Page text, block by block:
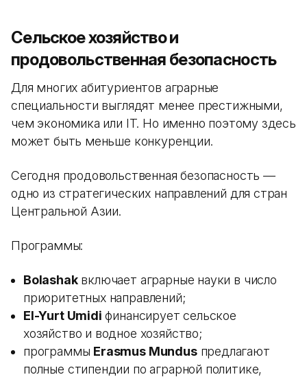
Сельское хозяйство и
продовольственная безопасность
Для многих абитуриентов аграрные
специальности выглядят менее престижными,
чем экономика или IT. Но именно поэтому здесь
может быть меньше конкуренции.
Сегодня продовольственная безопасность —
одно из стратегических направлений для стран
Центральной Азии.
Программы:
Bolashakвключает аграрные науки в число
приоритетных направлений;
El-Yurt Umidi финансирует сельское
хозяйство и водное хозяйство;
программы Erasmus Mundusпредлагают
полные стипендии по аграрной политике,